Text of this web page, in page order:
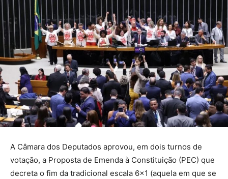
A Câmara dos Deputados aprovou, em dois turnos de
votação, a Proposta de Emenda à Constituição (PEC) que
decreta o fim da tradicional escala 6×1 (aquela em que se